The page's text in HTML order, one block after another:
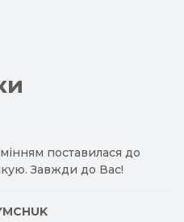
поставилася до
Завжди до Вас!